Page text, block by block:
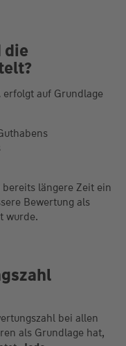
die
erfolgt auf Grundlage
längere Zeit ein
Bewertung als
wurde.
bei allen
als Grundlage hat,